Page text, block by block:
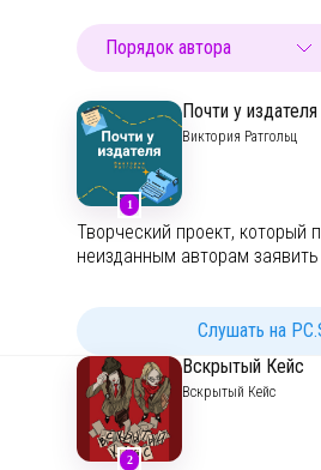
1
Почти у издателя
Виктория Ратгольц
Творческий проект, который
неизданным авторам
Слушать на
2
Вскрытый Кейс
Вскрытый Кейс